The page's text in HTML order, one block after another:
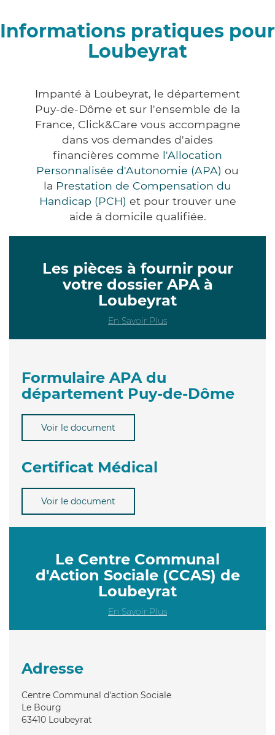
Informations pratiques pour
Loubeyrat
Impanté à Loubeyrat, le département
Puy-de-Dôme et sur l'ensemble de la
France, Click&Care vous accompagne
dans vos demandes d'aides
financières comme l'Allocation
Personnalisée d'Autonomie (APA) ou
la Prestation de Compensation du
Handicap (PCH) et pour trouver une
aide à domicile qualifiée.
Les pièces à fournir pour
votre dossier APA à
Loubeyrat
En Savoir Plus
Formulaire APA du
département Puy-de-Dôme
Voir le document
Certificat Médical
Voir le document
Le Centre Communal
d'Action Sociale (CCAS) de
Loubeyrat
En Savoir Plus
Adresse
Centre Communal d'action Sociale
Le Bourg
63410 Loubeyrat